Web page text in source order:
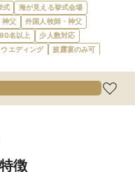
式
海が見える挙式会場
神父
外国人牧師・神父
名以上
少人数対応
エディング
披露宴のみ可
ト参加可
ェクターあり
着付あり
後払い可
徴